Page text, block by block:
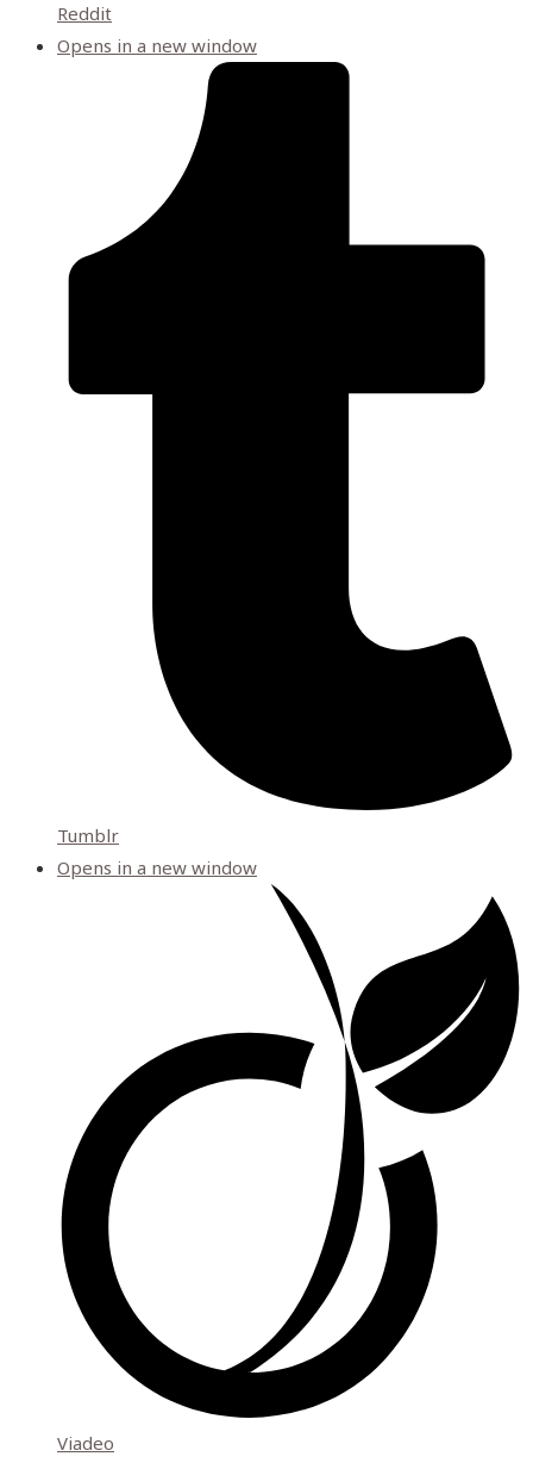
Reddit
Opens in a new window
Tumblr
Opens in a new window
Viadeo